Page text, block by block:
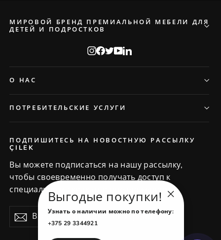
МИРОВОЙ БРЕНД ПРЕМИАЛЬНОЙ МЕБЕЛИ ДЛЯ
ДЕТЕЙ И ПОДРОСТКОВ
Instagram
Facebook
Twitter
YouTube
LinkedIn
О НАС
ПОТРЕБИТЕЛЬСКИЕ УСЛУГИ
ПОДПИШИТЕСЬ НА НОВОСТНУЮ РАССЫЛКУ
ÇILEK
Вы можете подписаться на нашу рассылку,
чтобы своевременно получать доступ к
специальным скидкам и предложениям.
Введите
ваш
Подписаться
Выгодые покупки!
Узнать о наличии можно по телефону:
+375 29 3344921
"Закрыть